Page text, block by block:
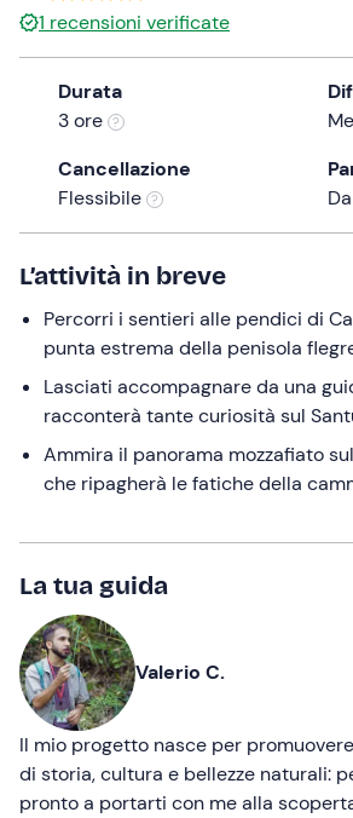
the
question
mark
keyboard
shortcuts
for
changing
dates.
1 recensioni verificate
Durata
3 ore
Cancellazione
Flessibile
L’attività in breve
Percorri i sentieri alle pendici di
punta estrema della penisola
Lasciati accompagnare da una
racconterà tante curiosità sul
Ammira il panorama mozzafiato
che ripagherà le fatiche della
La tua guida
Valerio C.
Il mio progetto nasce per
di storia, cultura e bellezze naturali:
pronto a portarti con me alla